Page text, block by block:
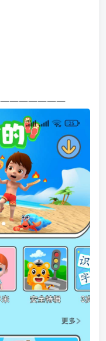
———————